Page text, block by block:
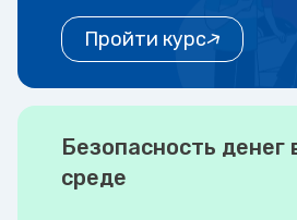
Пройти курс
Безопасность денег
среде